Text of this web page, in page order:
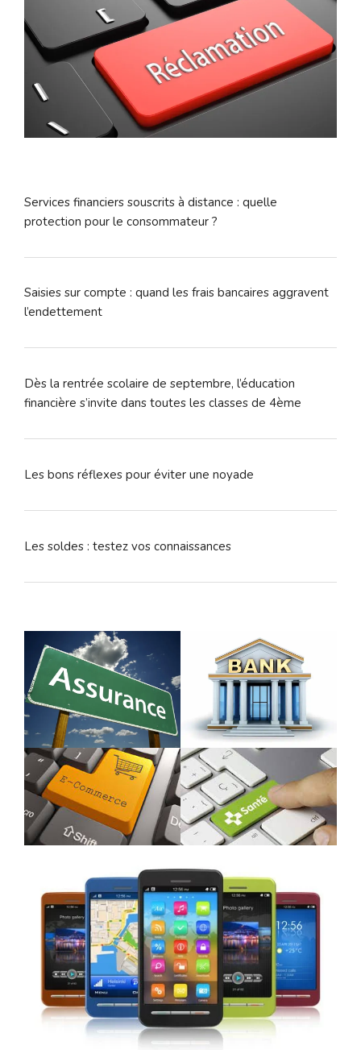
Services financiers souscrits à distance : quelle
protection pour le consommateur ?
Saisies sur compte : quand les frais bancaires aggravent
l’endettement
Dès la rentrée scolaire de septembre, l’éducation
financière s’invite dans toutes les classes de 4ème
Les bons réflexes pour éviter une noyade
Les soldes : testez vos connaissances